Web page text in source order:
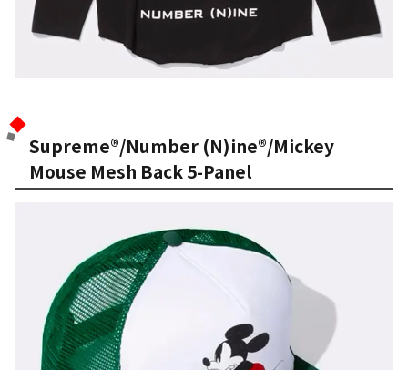
Supreme®/Number (N)ine®/Mickey
Mouse Mesh Back 5-Panel